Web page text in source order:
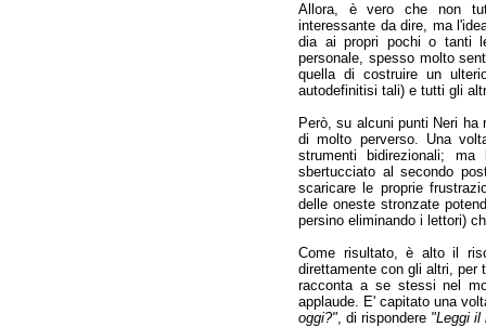
Allora, è vero che non
interessante da dire, ma
dia ai propri pochi o tanti
personale, spesso molto
quella di costruire un
autodefinitisi tali) e tutti gli
Però, su alcuni punti Neri ha
di molto perverso. Una
strumenti bidirezionali;
sbertucciato al secondo
scaricare le proprie
delle oneste stronzate
persino eliminando i lettori)
Come risultato, è alto il
direttamente con gli altri, per
racconta a se stessi nel
applaude. E' capitato una
oggi?", di rispondere "Leggi il